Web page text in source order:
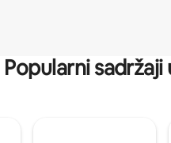
Popularni